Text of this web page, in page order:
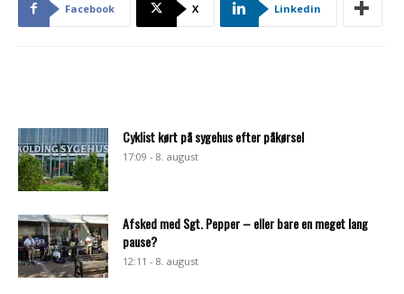
Facebook X Linkedin
Cyklist kørt på sygehus efter påkørsel
17:09 - 8. august
Afsked med Sgt. Pepper – eller bare en meget lang
pause?
12:11 - 8. august